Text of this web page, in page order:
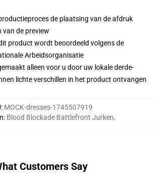
de plaatsing van de afdruk
van de preview
product wordt beoordeeld volgens de
Arbeidsorganisatie
alleen voor u door uw lokale derde-
lichte verschillen in het product ontvangen
: MOCK-dresses-1745507919
: Blood Blockade Battlefront Jurken,
Customers Say